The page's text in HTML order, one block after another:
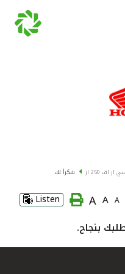
سي ار اف 250 ار شكراً لك
A
A
A
Listen
بنجاح.